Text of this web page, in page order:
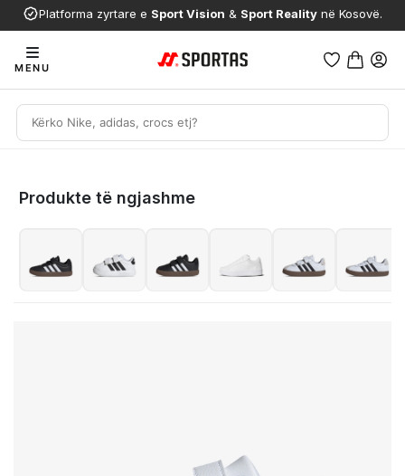
Platforma zyrtare e Sport Vision & Sport Reality në Kosovë.
MENU
Produkte të ngjashme